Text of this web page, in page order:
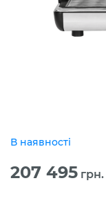
В наявності
207 495 грн.